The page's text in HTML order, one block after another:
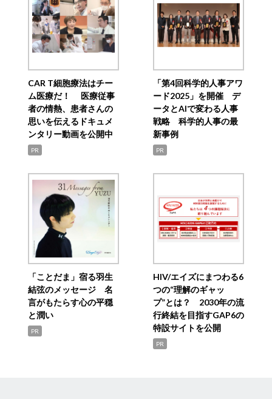
CAR T細胞療法はチー
ム医療だ！ 医療従事
者の情熱、患者さんの
思いを伝えるドキュメ
ンタリー動画を公開中
PR
「第4回科学的人事アワ
ード2025」を開催 デ
ータとAIで変わる人事
戦略 科学的人事の最
新事例
PR
「ことだま」宿る羽生
結弦のメッセージ 名
言がもたらす心の平穏
と潤い
PR
HIV/エイズにまつわる6
つの“理解のギャッ
プ”とは？ 2030年の流
行終結を目指すGAP6の
特設サイトを公開
PR